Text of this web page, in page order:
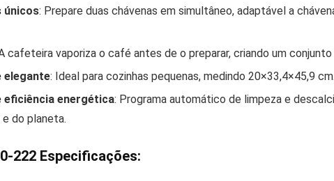
únicos: Prepare duas chávenas em simultâneo, adaptável a
cafeteira vaporiza o café antes de o preparar, criando um
elegante: Ideal para cozinhas pequenas, medindo 20×33,4×45,9
eficiência energética: Programa automático de limpeza e
do planeta.
222 Especificações: